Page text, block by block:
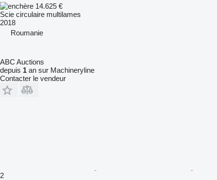
14.625 €
Scie circulaire multilames
2018
Roumanie
ABC Auctions
depuis 1 an sur Machineryline
Contacter le vendeur
2